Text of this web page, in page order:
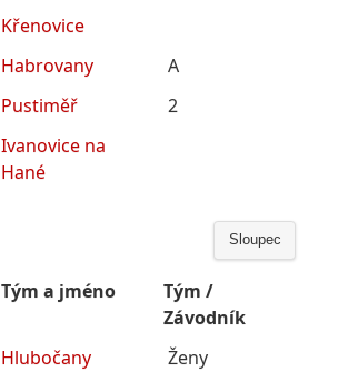
Křenovice
Habrovany
A
Pustiměř
2
Ivanovice na
Hané
Sloupec
Tým a jméno
Tým /
Závodník
Hlubočany
Ženy